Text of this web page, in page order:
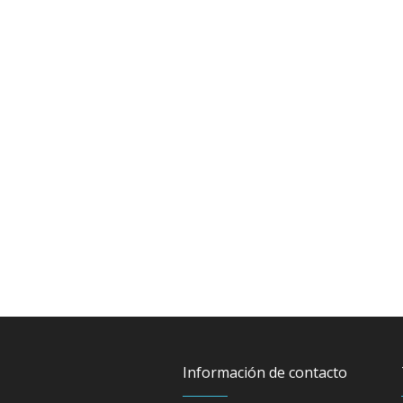
Información de contacto